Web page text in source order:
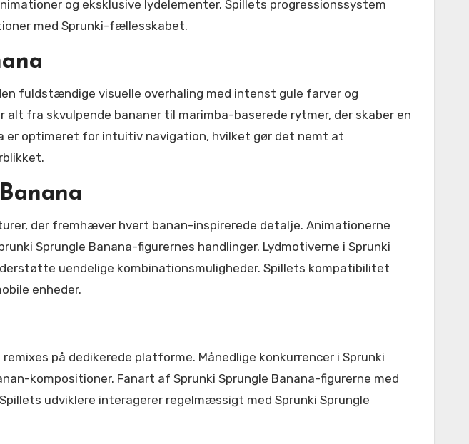
og eksklusive lydelementer. Spillets progressionssystem
med Sprunki-fællesskabet.
fuldstændige visuelle overhaling med intenst gule farver og
fra skvulpende bananer til marimba-baserede rytmer, der skaber en
er optimeret for intuitiv navigation, hvilket gør det nemt at
der fremhæver hvert banan-inspirerede detalje. Animationerne
Sprungle Banana-figurernes handlinger. Lydmotiverne i Sprunki
uendelige kombinationsmuligheder. Spillets kompatibilitet
enheder.
på dedikerede platforme. Månedlige konkurrencer i Sprunki
kompositioner. Fanart af Sprunki Sprungle Banana-figurerne med
udviklere interagerer regelmæssigt med Sprunki Sprungle